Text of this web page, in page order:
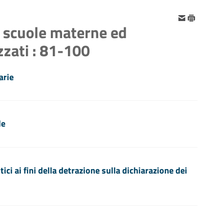
materne ed
: 81-100
ai fini della detrazione sulla dichiarazione dei